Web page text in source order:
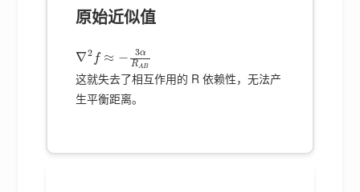
原始近似值
∇2 f ≈ − 3α
RAB
这就失去了相互作用的 R 依赖性，无法产
生平衡距离。